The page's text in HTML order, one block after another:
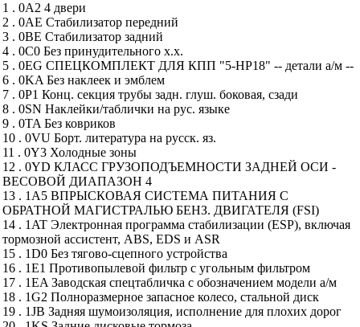
1 . 0A2 4 двери
2 . 0AE Стабилизатор передний
3 . 0BE Стабилизатор задний
4 . 0C0 Без принудительного х.х.
5 . 0EG СПЕЦКОМПЛЕКТ ДЛЯ КПП "5-HP18" -- детали а/м --
6 . 0KA Без наклеек и эмблем
7 . 0P1 Конц. секция трубы задн. глуш. боковая, сзади
8 . 0SN Наклейки/таблички на рус. языке
9 . 0TA Без ковриков
10 . 0VU Борт. литература на русск. яз.
11 . 0Y3 Холодные зоны
12 . 0YD КЛАСС ГРУЗОПОДЪЕМНОСТИ ЗАДНЕЙ ОСИ -
ВЕСОВОЙ ДИАПАЗОН 4
13 . 1A5 ВПРЫСКОВАЯ СИСТЕМА ПИТАНИЯ С
ОБРАТНОЙ МАГИСТРАЛЬЮ БЕНЗ. ДВИГАТЕЛЯ (FSI)
14 . 1AT Электронная программа стабилизации (ESP), включая
тормозной ассистент, ABS, EDS и ASR
15 . 1D0 Без тягово-сцепного устройства
16 . 1E1 Противопылевой фильтр с угольным фильтром
17 . 1EA Заводская спецтабличка с обозначением модели а/м
18 . 1G2 Полноразмерное запасное колесо, стальной диск
19 . 1JB Задняя шумоизоляция, исполнение для плохих дорог